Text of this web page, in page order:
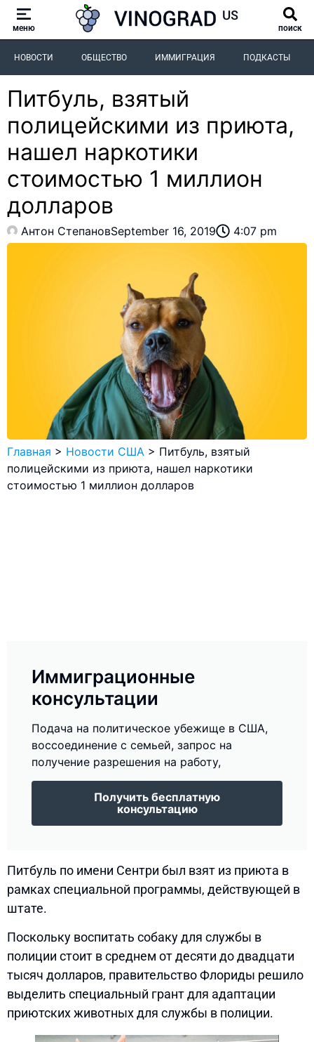
меню поиск
НОВОСТИ ОБЩЕСТВО ИММИГРАЦИЯ ПОДКАСТЫ
Питбуль, взятый
полицейскими из приюта,
нашел наркотики
стоимостью 1 миллион
долларов
Антон СтепановSeptember 16, 2019 4:07 pm
Главная > Новости США > Питбуль, взятый
полицейскими из приюта, нашел наркотики
стоимостью 1 миллион долларов
Иммиграционные
консультации
Подача на политическое убежище в США,
воссоединение с семьей, запрос на
получение разрешения на работу,
Получить бесплатную
консультацию
Питбуль по имени Сентри был взят из приюта в
рамках специальной программы, действующей в
штате.
Поскольку воспитать собаку для службы в
полиции стоит в среднем от десяти до двадцати
тысяч долларов, правительство Флориды решило
выделить специальный грант для адаптации
приютских животных для службы в полиции.